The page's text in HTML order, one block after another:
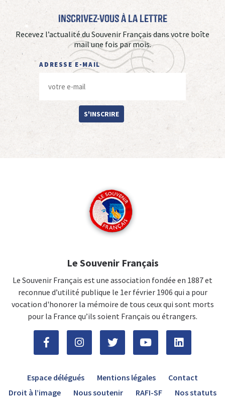
Inscrivez-vous à La Lettre
Recevez l’actualité du Souvenir Français dans votre boîte
mail une fois par mois.
ADRESSE E-MAIL
S'INSCRIRE
Le Souvenir Français
Le Souvenir Français est une association fondée en 1887 et
reconnue d’utilité publique le 1er février 1906 qui a pour
vocation d'honorer la mémoire de tous ceux qui sont morts
pour la France qu’ils soient Français ou étrangers.
Espace délégués Mentions légales
Contact
Droit à l’image
Nous soutenir RAFI-SF Nos statuts